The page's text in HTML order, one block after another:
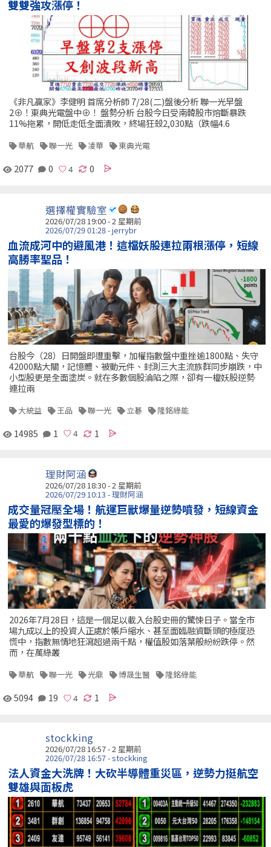
雙雙強攻漲停！
《非凡贏家》李健明 首席分析師 7/28(二)盤後分析 聯一光早盤
2⊕！東典光電盤中⊕！ 盤勢分析 台股今日受南韓股市熔斷暴跌
11%拖累，開低走低全面潰敗，終場狂殺2,030點（跌幅4.6
華航 聯一光 凌華 東典光電
2077 0 0
選擇權實驗室
2026/07/28 19:00 - 2 星期前
2026/07/29 01:28 - jerrybr
血流成河中的避風港！這檔妖股連拉兩根漲停，短線
高勝率聖品！
台股今（28）日開盤即遭重擊，加權指數盤中重挫逾1800點、失守
42000點大關，記憶體、被動元件、封測三大主流族群同步崩跌，中
小型股更是全面塗炭。就在多數個股淪陷之際，卻有一檔妖股逆勢
連拉兩
大統益 王品 聯一光 立碁 隆銘綠能
14985 1 1
理財阿涵
2026/07/28 18:30 - 2 星期前
2026/07/29 10:13 - 理財阿涵
成交量冠壓全場！航運巨獸爆量逆勢噴發，短線資金
最愛的爆發型標的！
2026年7月28日，這是一個足以載入台股史冊的驚悚日子。當全市
場九成以上的投資人正處於帳戶縮水、甚至面臨融資斷頭的極度恐
慌中，指數無情地狂瀉超過兩千點，權值股如落葉般紛紛跌停。然
而，在萬綠叢
華航 聯一光 光鼎 博晟生醫 隆銘綠能
5094 19 1
stockking
2026/07/28 16:57 - 2 星期前
2026/07/28 16:57 - stockking
法人資金大洗牌！大砍半導體重災區，逆勢力挺航空
雙雄與面板虎